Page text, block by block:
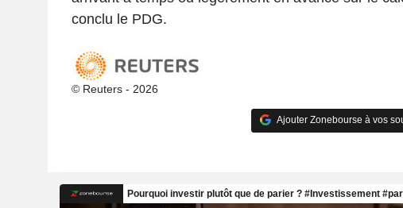
conclu le PDG.
© Reuters - 2026
Ajouter Zonebourse à vos